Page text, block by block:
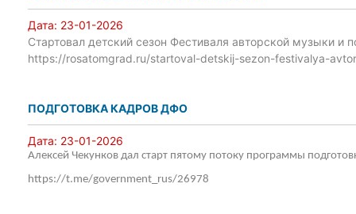
Дата: 23-01-2026
Стартовал детский сезон Фестиваля авторской музыки и
https://rosatomgrad.ru/startoval-detskij-sezon-festivalya-
ПОДГОТОВКА КАДРОВ ДФО
Дата: 23-01-2026
Алексей Чекунков дал старт пятому потоку программы
https://t.me/government_rus/26978